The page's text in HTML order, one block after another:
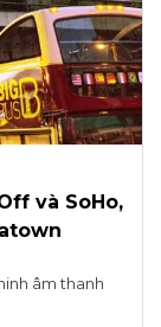
và SoHo,
âm thanh